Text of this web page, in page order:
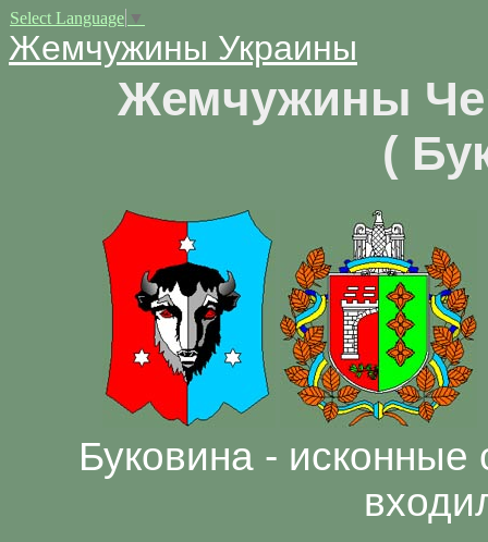
Select Language ▼
Жемчужины Украины
Жемчужины
(
Буковина - исконные